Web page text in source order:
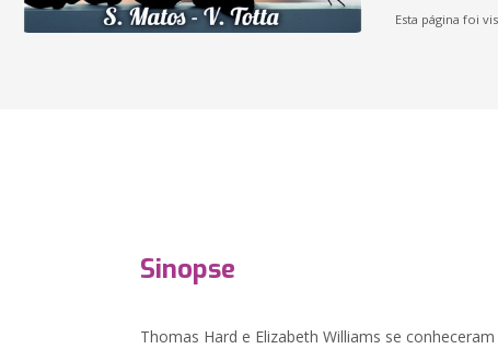
Esta página foi
Sinopse
Thomas Hard e Elizabeth Williams se